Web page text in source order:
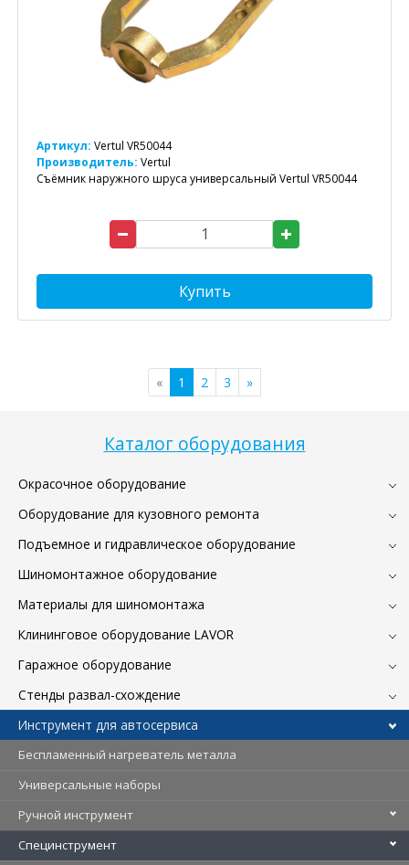
Каталог оборудования
Окрасочное оборудование
Оборудование для кузовного ремонта
Подъемное и гидравлическое оборудование
Шиномонтажное оборудование
Материалы для шиномонтажа
Клининговое оборудование LAVOR
Гаражное оборудование
Стенды развал-схождение
Инструмент для автосервиса
Беспламенный нагреватель металла
Универсальные наборы
Ручной инструмент
Специнструмент
Артикул: Vertul VR50044
Производитель: Vertul
Съёмник наружного шруса универсальный Vertul VR50044
Купить
« 1 2 3 »